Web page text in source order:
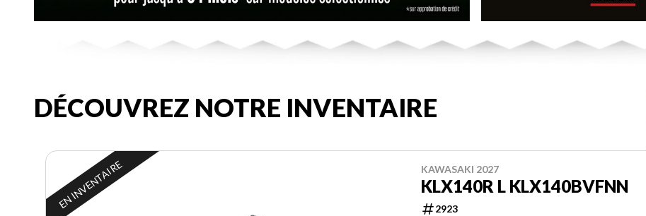
DÉCOUVREZ NOTRE INVENTAIRE
EN INVENTAIRE KAWASAKI 2027
KLX140R L KLX140BVFNN
2923